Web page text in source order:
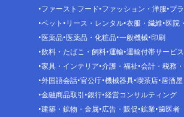
ファーストフード ファッション・洋服 プ
ペット リース・レンタル 衣服・繊維 医院
医薬品 医薬品・化粧品 一般機械 印刷
飲料・たばこ・飼料 運輸 運輸付帯サービス
家具・インテリア 介護・福祉 会計・税務
外国語会話 官公庁 機械器具 喫茶店 居酒
金融商品取引 銀行 経営コンサルティング
建築・鉱物・金属 広告・販促 鉱業 歯医者